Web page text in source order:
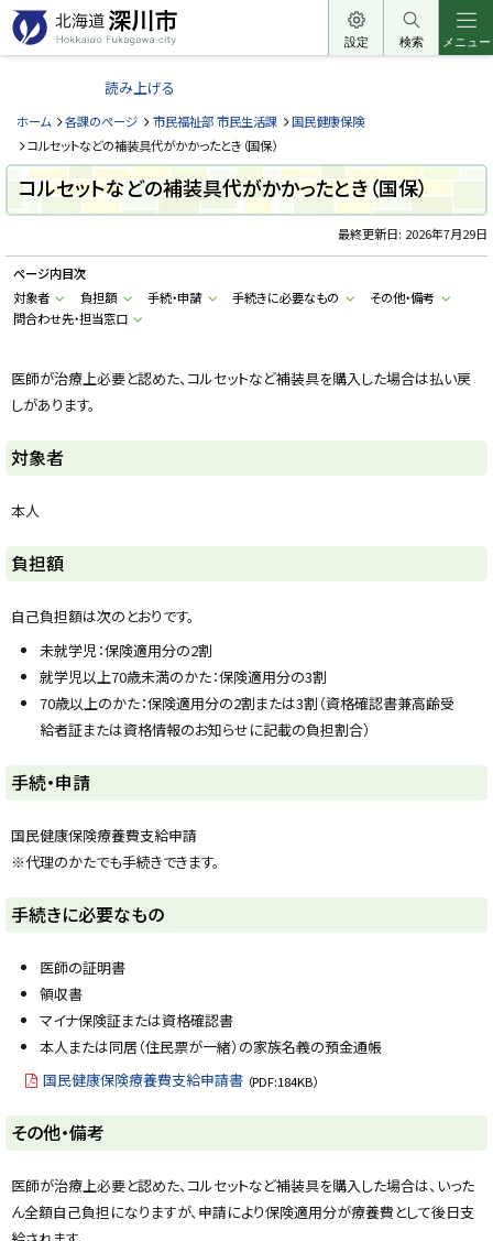
本
文
へ
ー
北
道
深
川
市
H
k
a
d
o
a
g
a
a
c
i
y
設定 検索 メニュー
読み上げる
ホーム 各課のページ 市民福祉部 市民生活課
国民健康保険
コルセットなどの補装具代がかかったとき（国保）
コルセットなどの補装具代がかかったとき（国保）
最終更新日: 2026年7月29日
ページ内目次
対象者
負担額 手続・申請 手続きに必要なもの
その他・備考
問合わせ先・担当窓口
医師が治療上必要と認めた、コルセットなど補装具を購入した場合は払い戻
しがあります。
対象者
本人
ト
ッ
プ
負担額
自己負担額は次のとおりです。
未就学児：保険適用分の2割
就学児以上70歳未満のかた：保険適用分の3割
70歳以上のかた：保険適用分の2割または3割（資格確認書兼高齢受
給者証または資格情報のお知らせに記載の負担割合）
ト
ッ
プ
に
る
手続・申請
国民健康保険療養費支給申請
※代理のかたでも手続きできます。
ト
ッ
プ
に
戻
る
手続きに必要なもの
医師の証明書
領収書
マイナ保険証または資格確認書
本人または同居（住民票が一緒）の家族名義の預金通帳
国民健康保険療養費支給申請書 （PDF:184KB）
ト
ッ
プ
に
戻
その他・備考
医師が治療上必要と認めた、コルセットなど補装具を購入した場合は、いった
ん全額自己負担になりますが、申請により保険適用分が療養費として後日支